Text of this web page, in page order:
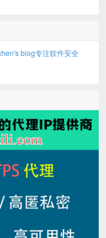
blog专注软件安全